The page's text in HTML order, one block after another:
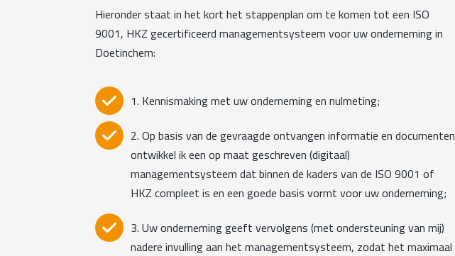
Hieronder staat in het kort het stappenplan om te komen tot een ISO
9001, HKZ gecertificeerd managementsysteem voor uw onderneming in
Doetinchem:
1. Kennismaking met uw onderneming en nulmeting;
2. Op basis van de gevraagde ontvangen informatie en documenten
ontwikkel ik een op maat geschreven (digitaal)
managementsysteem dat binnen de kaders van de ISO 9001 of
HKZ compleet is en een goede basis vormt voor uw onderneming;
3. Uw onderneming geeft vervolgens (met ondersteuning van mij)
nadere invulling aan het managementsysteem, zodat het maximaal